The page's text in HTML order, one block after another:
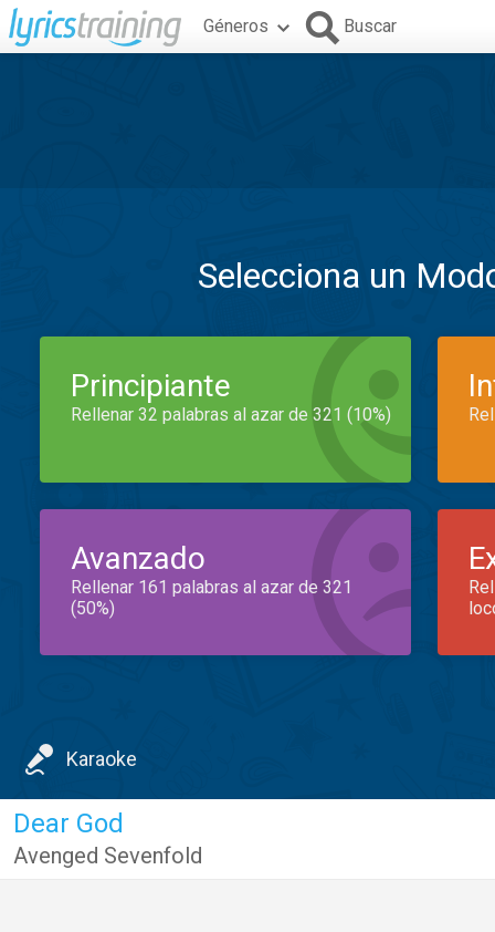
Géneros Buscar
Selecciona un
Principiante
Rellenar 32 palabras al azar de 321 (10%)
Avanzado
Rellenar 161 palabras al azar de 321
(50%)
Karaoke
Dear God
Avenged Sevenfold